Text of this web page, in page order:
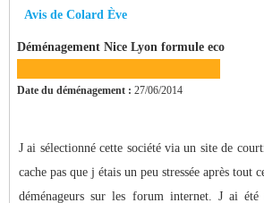
Avis de Colard Ève
Déménagement Nice Lyon formule eco
Date du déménagement : 27/06/2014
J ai sélectionné cette société via un site de
cache pas que j étais un peu stressée après tout
déménageurs sur les forum internet. J ai été